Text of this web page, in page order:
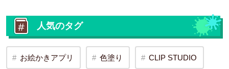
人気のタグ
お絵かきアプリ 色塗り CLIP STUDIO